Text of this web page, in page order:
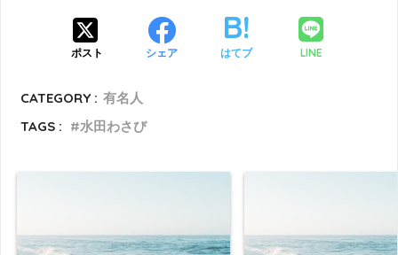
ポスト シェア はてブ LINE
CATEGORY : 有名人
TAGS :
水田わさび